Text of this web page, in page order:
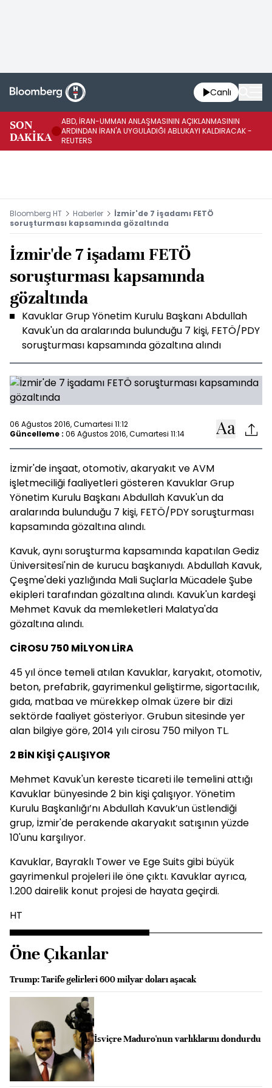
Canlı
SON
DAKİKA
ABD, İRAN-UMMAN ANLAŞMASININ AÇIKLANMASININ
ARDINDAN İRAN'A UYGULADIĞI ABLUKAYI KALDIRACAK -
REUTERS
Bloomberg HT Haberler
İzmir'de 7 işadamı FETÖ
soruşturması kapsamında gözaltında
İzmir'de 7 işadamı FETÖ
soruşturması kapsamında
gözaltında
Kavuklar Grup Yönetim Kurulu Başkanı Abdullah
Kavuk'un da aralarında bulunduğu 7 kişi, FETÖ/PDY
soruşturması kapsamında gözaltına alındı
06 Ağustos 2016, Cumartesi 11:12
Güncelleme : 06 Ağustos 2016, Cumartesi 11:14
İzmir'de inşaat, otomotiv, akaryakıt ve AVM
işletmeciliği faaliyetleri gösteren Kavuklar Grup
Yönetim Kurulu Başkanı Abdullah Kavuk'un da
aralarında bulunduğu 7 kişi, FETÖ/PDY soruşturması
kapsamında gözaltına alındı.
Kavuk, aynı soruşturma kapsamında kapatılan Gediz
Üniversitesi'nin de kurucu başkanıydı. Abdullah Kavuk,
Çeşme'deki yazlığında Mali Suçlarla Mücadele Şube
ekipleri tarafından gözaltına alındı. Kavuk'un kardeşi
Mehmet Kavuk da memleketleri Malatya'da
gözaltına alındı.
CİROSU 750 MİLYON LİRA
45 yıl önce temeli atılan Kavuklar, karyakıt, otomotiv,
beton, prefabrik, gayrimenkul geliştirme, sigortacılık,
gıda, matbaa ve mürekkep olmak üzere bir dizi
sektörde faaliyet gösteriyor. Grubun sitesinde yer
alan bilgiye göre, 2014 yılı cirosu 750 milyon TL.
2 BİN KİŞİ ÇALIŞIYOR
Mehmet Kavuk'un kereste ticareti ile temelini attığı
Kavuklar bünyesinde 2 bin kişi çalışıyor. Yönetim
Kurulu Başkanlığı’nı Abdullah Kavuk’un üstlendiği
grup, İzmir'de perakende akaryakıt satışının yüzde
10'unu karşılıyor.
Kavuklar, Bayraklı Tower ve Ege Suits gibi büyük
gayrimenkul projeleri ile öne çıktı. Kavuklar ayrıca,
1.200 dairelik konut projesi de hayata geçirdi.
HT
Öne Çıkanlar
Trump: Tarife gelirleri 600 milyar doları aşacak
İsviçre Maduro'nun varlıklarını dondurdu